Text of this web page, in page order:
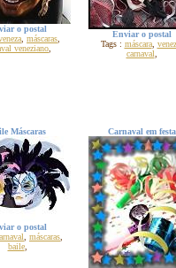
o postal
máscaras
veneziano
Enviar o postal
Tags : máscara,
carnaval
Máscaras
o postal
máscaras
baile,
Carnaval em festa